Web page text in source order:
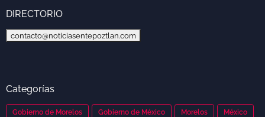
DIRECTORIO
contacto@noticiasentepoztlan.com
Categorías
Gobierno de Morelos Gobierno de México Morelos México